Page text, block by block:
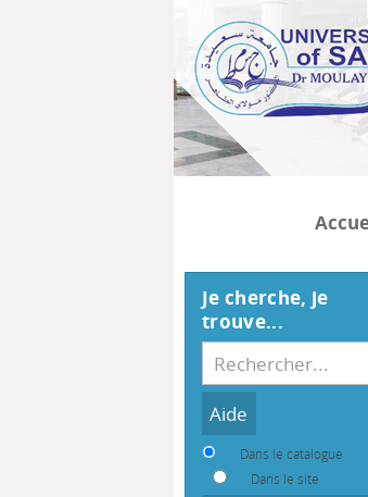
Je cherche, je
trouve...
Dans le catalogue
Dans le site